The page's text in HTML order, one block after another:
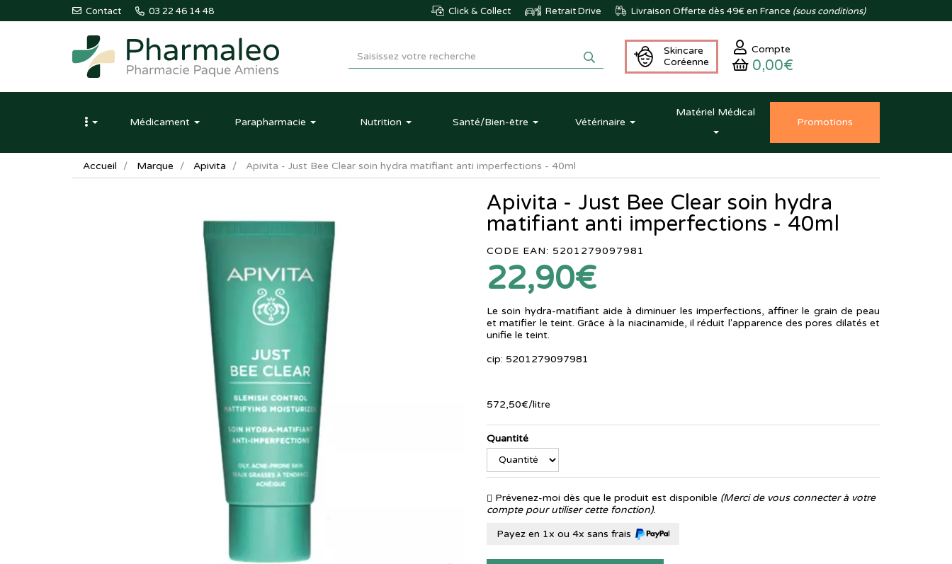
Contact 03 22 46 14 48 Click & Collect Retrait Drive Livraison Offerte dès 49€ en France (sous conditions)
Pharmaleo
Pharmacie
Paque
Amiens
Skincare
Coréenne
Compte
0,00€
Médicament Parapharmacie Nutrition Santé/Bien-être Vétérinaire
Matériel Médical
Promotions
Accueil Marque Apivita Apivita - Just Bee Clear soin hydra matifiant anti imperfections - 40ml
Apivita - Just Bee Clear soin hydra
matifiant anti imperfections - 40ml
CODE EAN: 5201279097981
22,90€
Le soin hydra-matifiant aide à diminuer les imperfections, affiner le grain de peau
et matifier le teint. Grâce à la niacinamide, il réduit l'apparence des pores dilatés et
unifie le teint.
cip: 5201279097981
572,50€/litre
Quantité
Prévenez-moi dès que le produit est disponible (Merci de vous connecter à votre
compte pour utiliser cette fonction).
Payez en 1x ou 4x sans frais